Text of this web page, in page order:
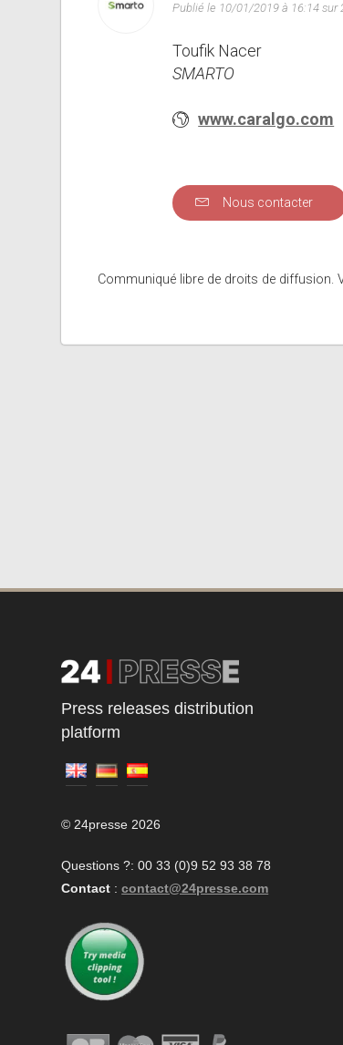
Publié le 10/01/2019 à 16:14 sur
Toufik Nacer
SMARTO
www.caralgo.com
Nous contacter
Communiqué libre de droits de diffusion.
Press releases distribution
platform
© 24presse 2026
Questions ?: 00 33 (0)9 52 93 38 78
Contact : contact@24presse.com